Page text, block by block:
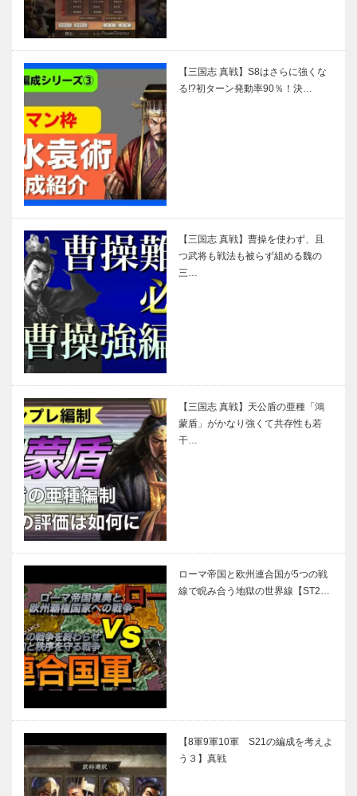
【三国志 真戦】S8はさらに強くな
る!?初ターン発動率90％！決…
【三国志 真戦】曹操を使わず、且
つ武将も戦法も被らず組める魏の
三…
【三国志 真戦】天公盾の亜種「鴻
蒙盾」がかなり強くて共存性も若
干…
ローマ帝国と欧州連合国が5つの戦
線で睨み合う地獄の世界線【ST2…
【8軍9軍10軍 S21の編成を考えよ
う３】真戦